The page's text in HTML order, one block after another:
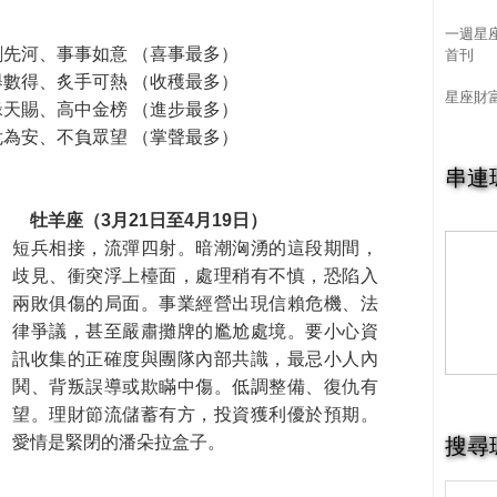
河、事事如意
（喜事最多）
得、炙手可熱
（收穫最多）
賜、高中金榜
（進步最多）
安、不負眾望
（掌聲最多）
牡羊座（3月21日至4月19日）
短兵相接，流彈四射。暗潮洶湧的這段期間，
歧見、衝突浮上檯面，處理稍有不慎，恐陷入
兩敗俱傷的局面。事業經營出現信賴危機、法
律爭議，甚至嚴肅攤牌的尷尬處境。要小心資
訊收集的正確度與團隊內部共識，最忌小人內
鬨、背叛誤導或欺瞞中傷。低調整備、復仇有
望。理財節流儲蓄有方，投資獲利優於預期。
愛情是緊閉的潘朵拉盒子。
一週星
首刊
星座財
串連
搜尋